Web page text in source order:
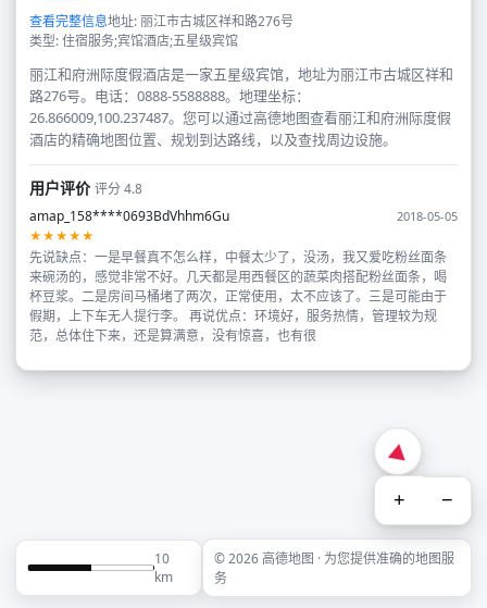
查看完整信息地址: 丽江市古城区祥和路276号
类型: 住宿服务;宾馆酒店;五星级宾馆
丽江和府洲际度假酒店是一家五星级宾馆，地址为丽江市古城区祥和
路276号。电话：0888-5588888。地理坐标：
26.866009,100.237487。您可以通过高德地图查看丽江和府洲际度假
酒店的精确地图位置、规划到达路线，以及查找周边设施。
用户评价评分 4.8
amap_158****0693BdVhhm6Gu
2018-05-05
★★★★★
先说缺点：一是早餐真不怎么样，中餐太少了，没汤，我又爱吃粉丝面条
来碗汤的，感觉非常不好。几天都是用西餐区的蔬菜肉搭配粉丝面条，喝
杯豆浆。二是房间马桶堵了两次，正常使用，太不应该了。三是可能由于
假期，上下车无人提行李。 再说优点：环境好，服务热情，管理较为规
范，总体住下来，还是算满意，没有惊喜，也有很
+ −
10
km
© 2026 高德地图 · 为您提供准确的地图服
务